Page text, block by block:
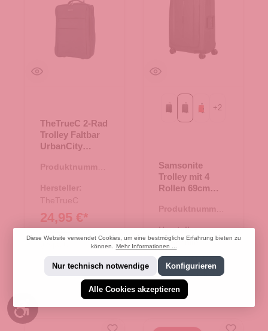
TheTrueC 2-Rad
Trolley Faltbar
UrbanCity
Produktnummer:
Hersteller:
TheTrueC
24,95 €*
charcoal/red
graphite
lava
+2
Samsonite
Trolley mit 4
Rollen 69cm
Produktnummer:
Hersteller:
Samsonite
185,00 €*
219,00 €*
(15.53%
gespart)
Diese Website verwendet Cookies, um eine bestmögliche Erfahrung bieten zu
können. Mehr Informationen ...
Nur technisch notwendige Konfigurieren
Alle Cookies akzeptieren